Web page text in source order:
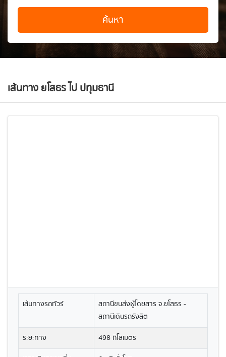
ค้นหา
เส้นทาง ยโสธร ไป ปทุมธานี
เส้นทางรถทัวร์
สถานีขนส่งผู้โดยสาร จ.ยโสธร -
สถานีเดินรถรังสิต
ระยะทาง
498 กิโลเมตร